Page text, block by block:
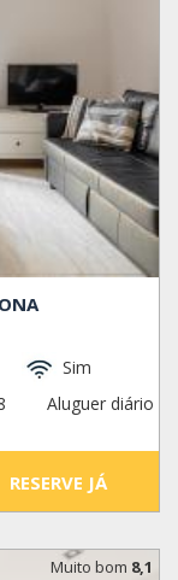
Sim
Aluguer diário
RESERVE JÁ
Muito bom 8,1